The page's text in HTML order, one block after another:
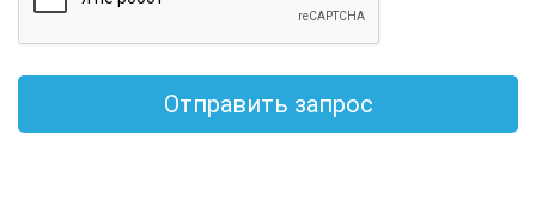
Отправить запрос